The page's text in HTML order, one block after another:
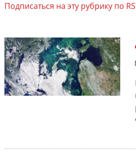
Подписаться на эту рубрику по